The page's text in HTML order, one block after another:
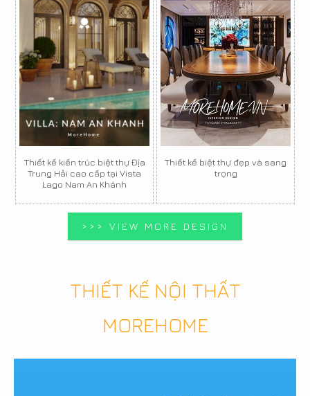
Thiết kế kiến trúc biệt thự Địa
Trung Hải cao cấp tại Vista
Lago Nam An Khánh
Thiết kế biệt thự đẹp và sang
trọng
>>> VIEW MORE DESIGN
THIẾT KẾ NỘI THẤT
MOREHOME